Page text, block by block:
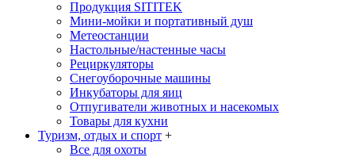
Продукция SITITEK
Мини-мойки и портативный душ
Метеостанции
Настольные/настенные часы
Рециркуляторы
Снегоуборочные машины
Инкубаторы для яиц
Отпугиватели животных и насекомых
Товары для кухни
Туризм, отдых и спорт +
Все для охоты